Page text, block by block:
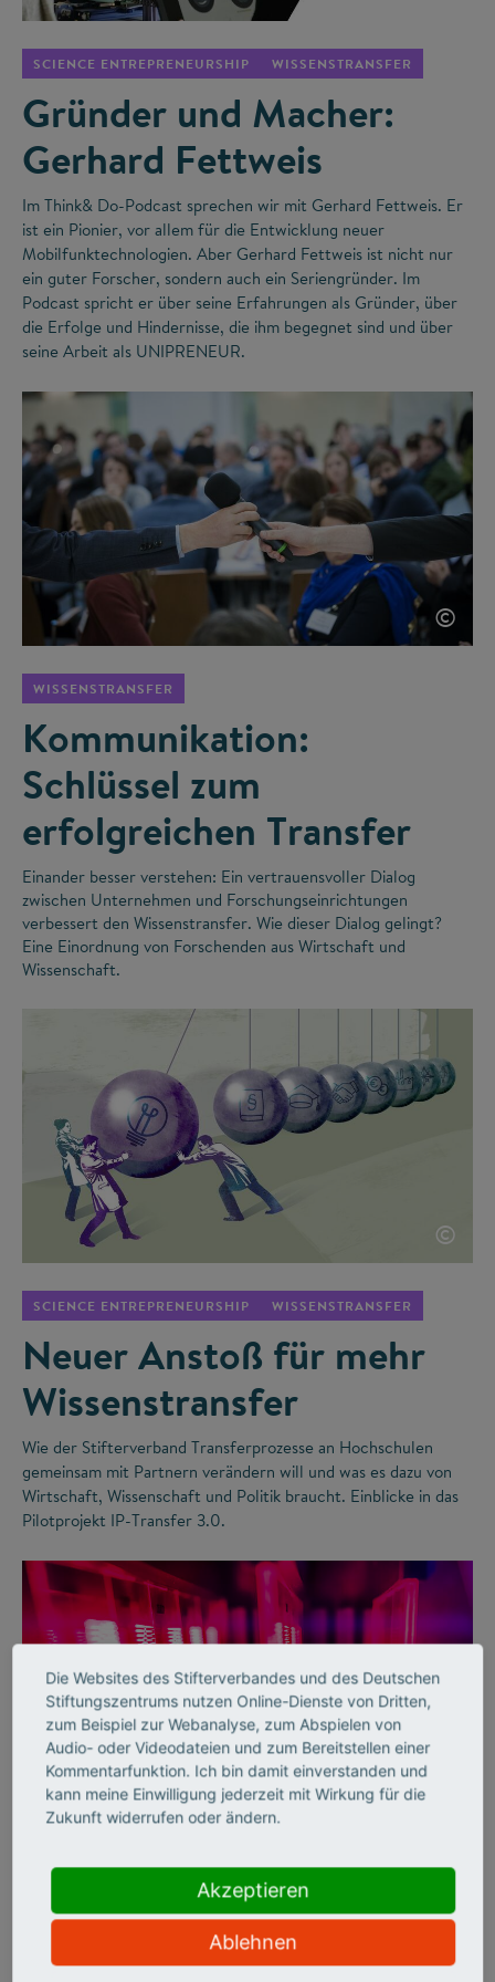
SCIENCE ENTREPRENEURSHIP WISSENSTRANSFER
Gründer und Macher:
Gerhard Fettweis
Im Think& Do-Podcast sprechen wir mit Gerhard Fettweis. Er
ist ein Pionier, vor allem für die Entwicklung neuer
Mobilfunktechnologien. Aber Gerhard Fettweis ist nicht nur
ein guter Forscher, sondern auch ein Seriengründer. Im
Podcast spricht er über seine Erfahrungen als Gründer, über
die Erfolge und Hindernisse, die ihm begegnet sind und über
seine Arbeit als UNIPRENEUR.
©
WISSENSTRANSFER
Kommunikation:
Schlüssel zum
erfolgreichen Transfer
Einander besser verstehen: Ein vertrauensvoller Dialog
zwischen Unternehmen und Forschungseinrichtungen
verbessert den Wissenstransfer. Wie dieser Dialog gelingt?
Eine Einordnung von Forschenden aus Wirtschaft und
Wissenschaft.
©
SCIENCE ENTREPRENEURSHIP WISSENSTRANSFER
Neuer Anstoß für mehr
Wissenstransfer
Wie der Stifterverband Transferprozesse an Hochschulen
gemeinsam mit Partnern verändern will und was es dazu von
Wirtschaft, Wissenschaft und Politik braucht. Einblicke in das
Pilotprojekt IP-Transfer 3.0.
Mehr Licht!
Erfolgreicher Wissenstransfer: ams OSRAM und das
Die Websites des Stifterverbandes und des Deutschen
Stiftungszentrums nutzen Online-Dienste von Dritten,
zum Beispiel zur Webanalyse, zum Abspielen von
Audio- oder Videodateien und zum Bereitstellen einer
Kommentarfunktion. Ich bin damit einverstanden und
kann meine Einwilligung jederzeit mit Wirkung für die
Zukunft widerrufen oder ändern.
Akzeptieren
Ablehnen